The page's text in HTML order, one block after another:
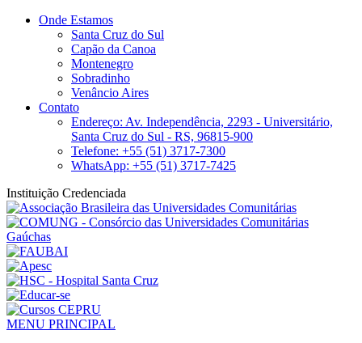
Onde Estamos
Santa Cruz do Sul
Capão da Canoa
Montenegro
Sobradinho
Venâncio Aires
Contato
Endereço: Av. Independência, 2293 - Universitário,
Santa Cruz do Sul - RS, 96815-900
Telefone: +55 (51) 3717-7300
WhatsApp: +55 (51) 3717-7425
Instituição Credenciada
MENU PRINCIPAL